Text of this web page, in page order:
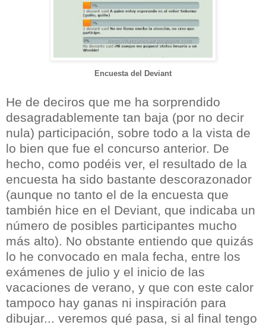
Encuesta del Deviant
He de deciros que me ha sorprendido
desagradablemente tan baja (por no decir
nula) participación, sobre todo a la vista de
lo bien que fue el concurso anterior. De
hecho, como podéis ver, el resultado de la
encuesta ha sido bastante descorazonador
(aunque no tanto el de la encuesta que
también hice en el Deviant, que indicaba un
número de posibles participantes mucho
más alto). No obstante entiendo que quizás
lo he convocado en mala fecha, entre los
exámenes de julio y el inicio de las
vacaciones de verano, y que con este calor
tampoco hay ganas ni inspiración para
dibujar... veremos qué pasa, si al final tengo